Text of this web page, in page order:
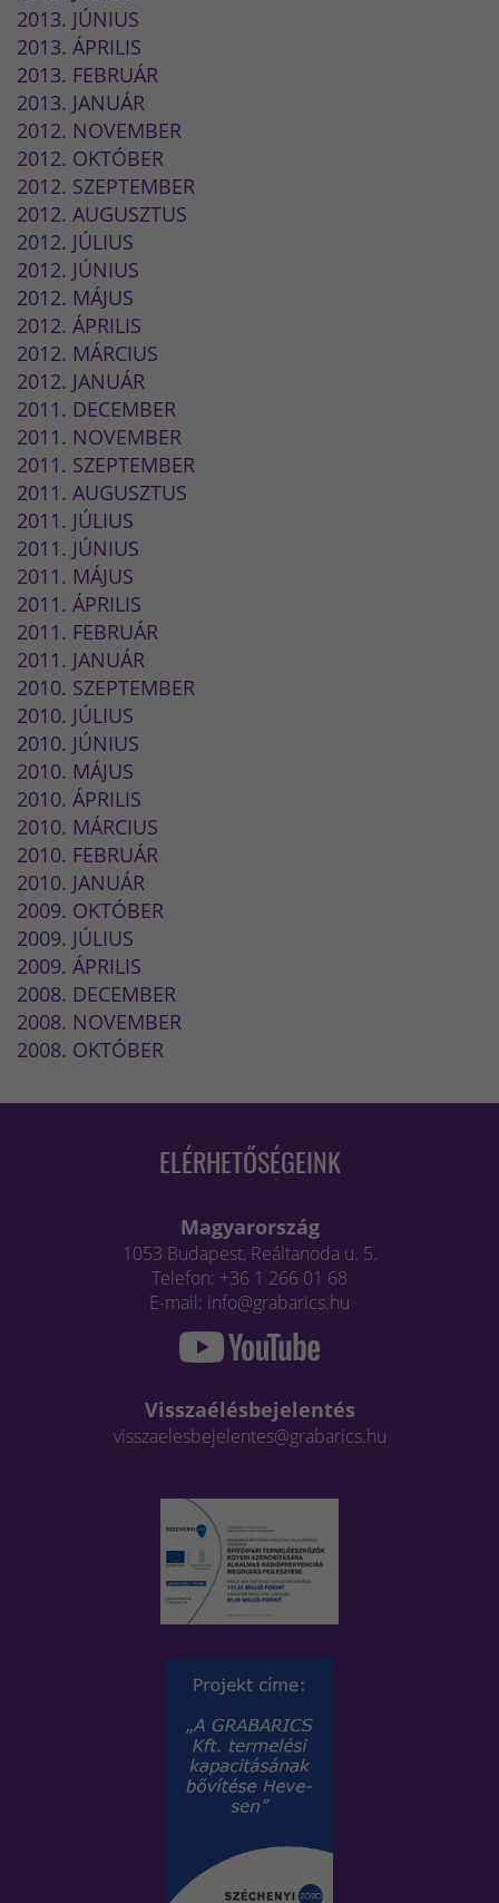
2013. JÚNIUS
2013. ÁPRILIS
2013. FEBRUÁR
2013. JANUÁR
2012. NOVEMBER
2012. OKTÓBER
2012. SZEPTEMBER
2012. AUGUSZTUS
2012. JÚLIUS
2012. JÚNIUS
2012. MÁJUS
2012. ÁPRILIS
2012. MÁRCIUS
2012. JANUÁR
2011. DECEMBER
2011. NOVEMBER
2011. SZEPTEMBER
2011. AUGUSZTUS
2011. JÚLIUS
2011. JÚNIUS
2011. MÁJUS
2011. ÁPRILIS
2011. FEBRUÁR
2011. JANUÁR
2010. SZEPTEMBER
2010. JÚLIUS
2010. JÚNIUS
2010. MÁJUS
2010. ÁPRILIS
2010. MÁRCIUS
2010. FEBRUÁR
2010. JANUÁR
2009. OKTÓBER
2009. JÚLIUS
2009. ÁPRILIS
2008. DECEMBER
2008. NOVEMBER
2008. OKTÓBER
ELÉRHETŐSÉGEINK
Magyarország
1053 Budapest, Reáltanoda u. 5.
Telefon: +36 1 266 01 68
E-mail: info@grabarics.hu
Visszaélésbejelentés
visszaelesbejelentes@grabarics.hu